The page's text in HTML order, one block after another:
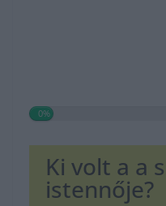
0%
Ki volt a a
istennője?